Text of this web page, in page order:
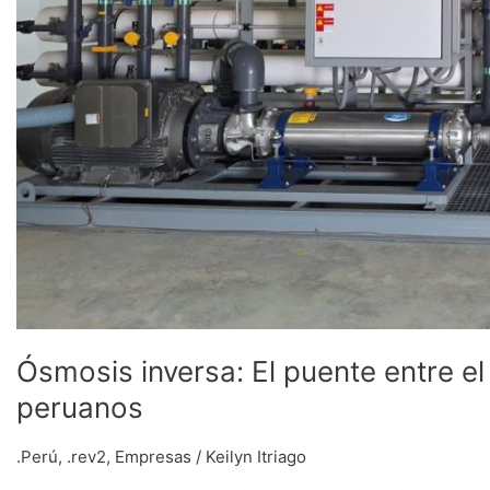
Ósmosis inversa: El puente entre
peruanos
.Perú, .rev2, Empresas / Keilyn Itriago